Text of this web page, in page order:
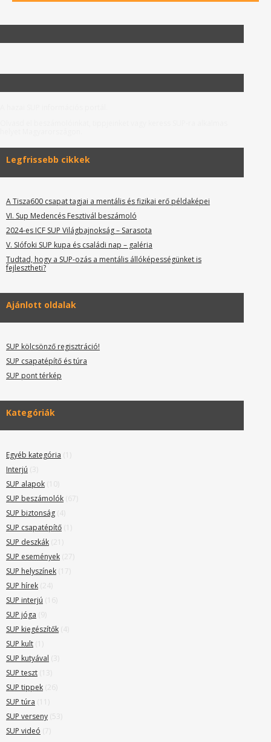
Legfrissebb cikkek
A Tisza600 csapat tagjai a mentális és fizikai erő példaképei
VI. Sup Medencés Fesztivál beszámoló
2024-es ICF SUP Világbajnokság – Sarasota
V. SIófoki SUP kupa és családi nap – galéria
Tudtad, hogy a SUP-ozás a mentális állóképességünket is
fejlesztheti?
Ajánlott oldalak
SUP kölcsönző regisztráció!
SUP csapatépítő és túra
SUP pont térkép
Kategóriák
Egyéb kategória (1)
Interjú (3)
SUP alapok (10)
SUP beszámolók (67)
SUP biztonság (4)
SUP csapatépítő (1)
SUP deszkák (21)
SUP események (27)
SUP helyszínek (17)
SUP hírek (24)
SUP interjú (16)
SUP jóga (9)
SUP kiegészítők (4)
SUP kult (1)
SUP kutyával (3)
SUP teszt (13)
SUP tippek (26)
SUP túra (11)
SUP verseny (53)
SUP videó (7)